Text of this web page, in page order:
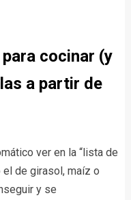
cocinar (y
a partir de
ver en la “lista de
de girasol, maíz o
y se